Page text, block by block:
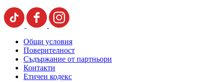
Общи условия
Поверителност
Съдържание от партньори
Контакти
Етичен кодекс